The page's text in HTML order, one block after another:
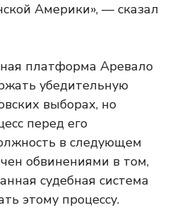
Америки», — сказал
платформа Аревало
убедительную
выборах, но
перед его
в следующем
обвинениями в том,
судебная система
этому процессу.